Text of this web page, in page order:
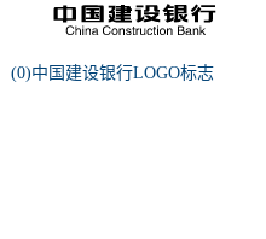
(0)中国建设银行LOGO标志